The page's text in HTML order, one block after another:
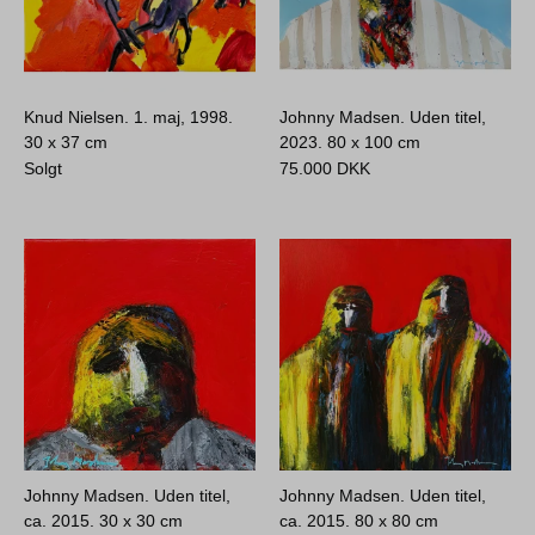
Knud Nielsen. 1. maj, 1998.
30 x 37 cm
Solgt
Johnny Madsen. Uden titel,
2023.80 x 100 cm
75.000 DKK
Johnny Madsen. Uden titel,
ca. 2015.30 x 30 cm
Johnny Madsen. Uden titel,
ca. 2015.80 x 80 cm